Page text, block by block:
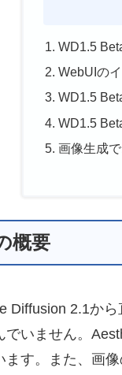
WD1.5
WebUIの
WD1.5
WD1.5
画像生成
概要
Diffusion 2.1か
でいません。
ます。また、画